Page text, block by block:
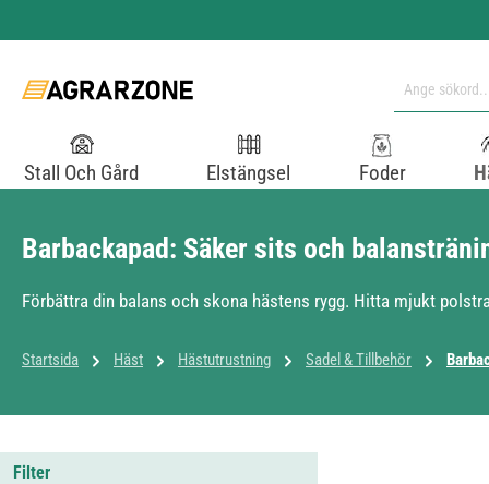
Stall Och Gård Elstängsel Foder
Barbackapad: Säker sits och
Förbättra din balans och skona hästens rygg. Hitta mjukt
Startsida Häst Hästutrustning Sadel & Tillbehör
Filter